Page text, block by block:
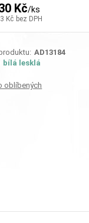
Kč/ks
Kč bez DPH
AD13184
bílá lesklá
oblíbených